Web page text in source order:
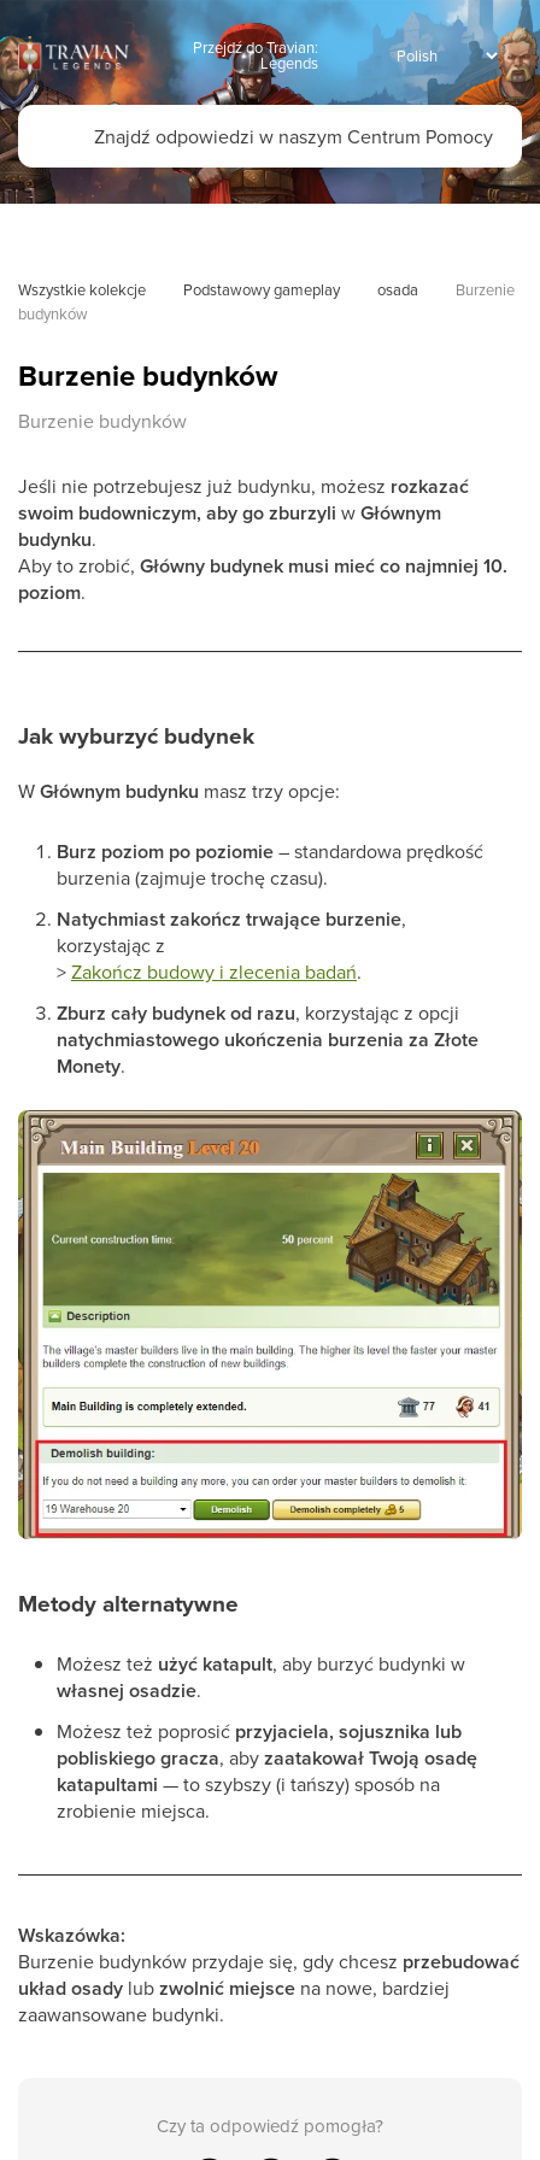
Przejdź do Travian:
Legends
Wszystkie kolekcje Podstawowy gameplay osada
Burzenie
budynków
Burzenie budynków
Burzenie budynków
Jeśli nie potrzebujesz już budynku, możesz rozkazać
swoim budowniczym, aby go zburzyli wGłównym
budynku.
Aby to zrobić, Główny budynek musi mieć co najmniej 10.
poziom.
Jak wyburzyć budynek
WGłównym budynku masz trzy opcje:
Burz poziom po poziomie– standardowa prędkość
burzenia (zajmuje trochę czasu).
Natychmiast zakończ trwające burzenie,
korzystając z
>Zakończ budowy i zlecenia badań.
Zburz cały budynek od razu, korzystając z opcji
natychmiastowego ukończenia burzenia za Złote
Monety.
Metody alternatywne
Możesz też użyć katapult, aby burzyć budynki w
własnej osadzie.
Możesz też poprosić przyjaciela, sojusznika lub
pobliskiego gracza, abyzaatakował Twoją osadę
katapultami — to szybszy (i tańszy) sposób na
zrobienie miejsca.
Wskazówka:
Burzenie budynków przydaje się, gdy chcesz przebudować
układ osady lubzwolnić miejsce na nowe, bardziej
zaawansowane budynki.
Czy ta odpowiedź pomogła?